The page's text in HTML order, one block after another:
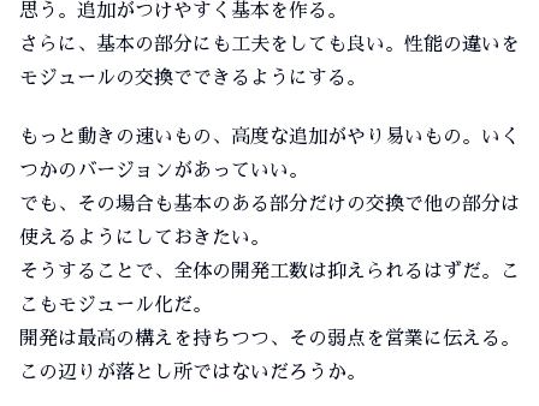
思う。追加がつけやすく基本を作る。
さらに、基本の部分にも工夫をしても良い。性能の違いを
モジュールの交換でできるようにする。
もっと動きの速いもの、高度な追加がやり易いもの。いく
つかのバージョンがあっていい。
でも、その場合も基本のある部分だけの交換で他の部分は
使えるようにしておきたい。
そうすることで、全体の開発工数は抑えられるはずだ。こ
こもモジュール化だ。
開発は最高の構えを持ちつつ、その弱点を営業に伝える。
この辺りが落とし所ではないだろうか。